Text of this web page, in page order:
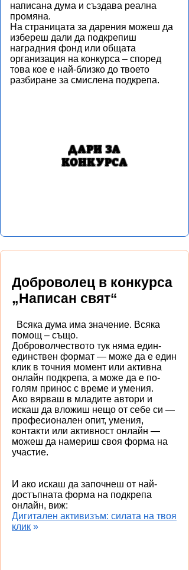
написана дума и създава реална
промяна.
На страницата за дарения можеш да
избереш дали да подкрепиш
наградния фонд или общата
организация на конкурса – според
това кое е най-близко до твоето
разбиране за смислена подкрепа.
ДАРИ ЗА
КОНКУРСА
Доброволец в конкурса
„Написан свят“
Всяка дума има значение. Всяка
помощ – също.
Доброволчеството тук няма един-
единствен формат — може да е един
клик в точния момент или активна
онлайн подкрепа, а може да е по-
голям принос с време и умения.
Ако вярваш в младите автори и
искаш да вложиш нещо от себе си —
професионален опит, умения,
контакти или активност онлайн —
можеш да намериш своя форма на
участие.
И ако искаш да започнеш от най-
достъпната форма на подкрепа
онлайн, виж:
Дигитален активизъм: силата на твоя
клик »